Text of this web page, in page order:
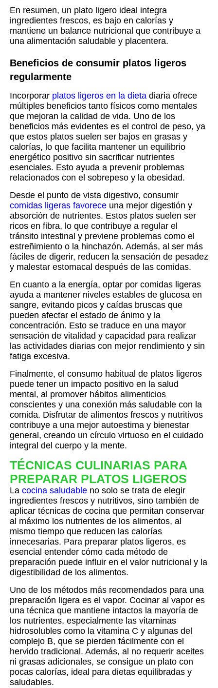
En resumen, un plato ligero ideal integra
ingredientes frescos, es bajo en calorías y
mantiene un balance nutricional que contribuye a
una alimentación saludable y placentera.
Beneficios de consumir platos ligeros
regularmente
Incorporar platos ligeros en la dieta diaria ofrece
múltiples beneficios tanto físicos como mentales
que mejoran la calidad de vida. Uno de los
beneficios más evidentes es el control de peso, ya
que estos platos suelen ser bajos en grasas y
calorías, lo que facilita mantener un equilibrio
energético positivo sin sacrificar nutrientes
esenciales. Esto ayuda a prevenir problemas
relacionados con el sobrepeso y la obesidad.
Desde el punto de vista digestivo, consumir
comidas ligeras favorece una mejor digestión y
absorción de nutrientes. Estos platos suelen ser
ricos en fibra, lo que contribuye a regular el
tránsito intestinal y previene problemas como el
estreñimiento o la hinchazón. Además, al ser más
fáciles de digerir, reducen la sensación de pesadez
y malestar estomacal después de las comidas.
En cuanto a la energía, optar por comidas ligeras
ayuda a mantener niveles estables de glucosa en
sangre, evitando picos y caídas bruscas que
pueden afectar el estado de ánimo y la
concentración. Esto se traduce en una mayor
sensación de vitalidad y capacidad para realizar
las actividades diarias con mejor rendimiento y sin
fatiga excesiva.
Finalmente, el consumo habitual de platos ligeros
puede tener un impacto positivo en la salud
mental, al promover hábitos alimenticios
conscientes y una conexión más saludable con la
comida. Disfrutar de alimentos frescos y nutritivos
contribuye a una mejor autoestima y bienestar
general, creando un círculo virtuoso en el cuidado
integral del cuerpo y la mente.
TÉCNICAS CULINARIAS PARA
PREPARAR PLATOS LIGEROS
La cocina saludable no solo se trata de elegir
ingredientes frescos y nutritivos, sino también de
aplicar técnicas de cocina que permitan conservar
al máximo los nutrientes de los alimentos, al
mismo tiempo que reducen las calorías
innecesarias. Para preparar platos ligeros, es
esencial entender cómo cada método de
preparación puede influir en el valor nutricional y la
digestibilidad de los alimentos.
Uno de los métodos más recomendados para una
preparación ligera es el vapor. Cocinar al vapor es
una técnica que mantiene intactos la mayoría de
los nutrientes, especialmente las vitaminas
hidrosolubles como la vitamina C y algunas del
complejo B, que se pierden fácilmente con el
hervido tradicional. Además, al no requerir aceites
ni grasas adicionales, se consigue un plato con
pocas calorías, ideal para dietas equilibradas y
saludables.